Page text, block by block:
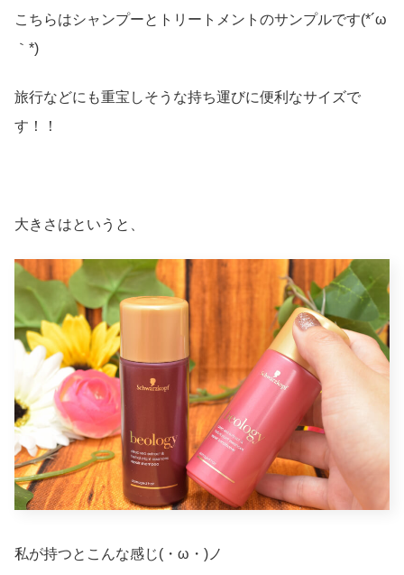
こちらはシャンプーとトリートメントのサンプルです(*´ω
｀*)
旅行などにも重宝しそうな持ち運びに便利なサイズで
す！！
大きさはというと、
私が持つとこんな感じ(・ω・)ノ